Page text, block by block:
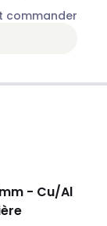
commander
- Cu/Al